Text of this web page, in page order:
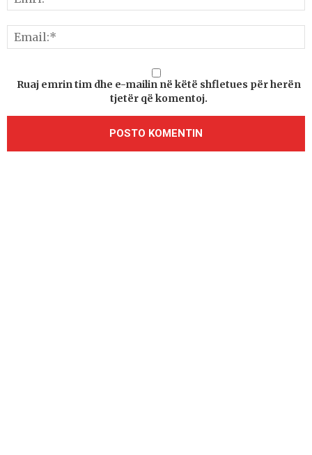
Ruaj emrin tim dhe e-mailin në këtë shfletues për herën
tjetër që komentoj.